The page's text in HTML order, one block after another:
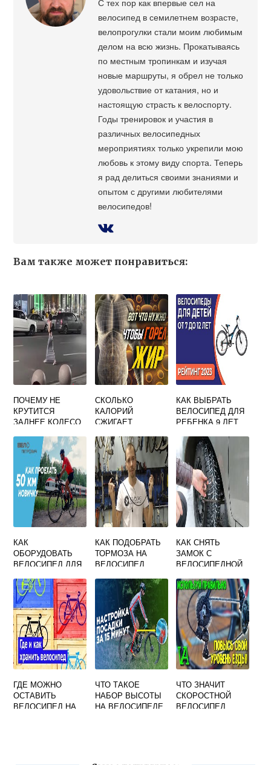
велосипед в семилетнем возрасте,
велопрогулки стали моим любимым
делом на всю жизнь. Прокатываясь
по местным тропинкам и изучая
новые маршруты, я обрел не только
удовольствие от катания, но и
настоящую страсть к велоспорту.
Годы тренировок и участия в
различных велосипедных
мероприятиях только укрепили мою
любовь к этому виду спорта. Теперь
я рад делиться своими знаниями и
опытом с другими любителями
велосипедов!
Вам также может понравиться:
ПОЧЕМУ НЕ
КРУТИТСЯ
ЗАДНЕЕ КОЛЕСО
СКОЛЬКО
КАЛОРИЙ
СЖИГАЕТ
ВЕЛОСИПЕД
ЛЕЖА НА СПИНЕ
КАК ВЫБРАТЬ
ВЕЛОСИПЕД ДЛЯ
РЕБЕНКА 9 ЛЕТ
КАК
ОБОРУДОВАТЬ
ВЕЛОСИПЕД ДЛЯ
КАК ПОДОБРАТЬ
ТОРМОЗА НА
ВЕЛОСИПЕД
КАК СНЯТЬ
ЗАМОК С
ВЕЛОСИПЕДНОЙ
ПЛОСКОГУБЦАМИ
ГДЕ МОЖНО
ОСТАВИТЬ
ВЕЛОСИПЕД НА
ЧТО ТАКОЕ
НАБОР ВЫСОТЫ
НА ВЕЛОСИПЕДЕ
ЧТО ЗНАЧИТ
СКОРОСТНОЙ
ВЕЛОСИПЕД